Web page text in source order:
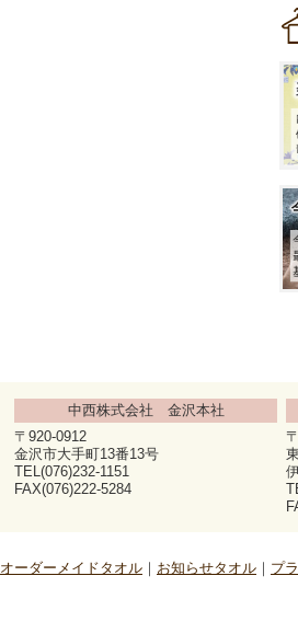
中西株式会社 金沢本社
〒920-0912
金沢市大手町13番13号
TEL(076)232-1151
FAX(076)222-5284
オーダーメイドタオル お知らせタオル プ